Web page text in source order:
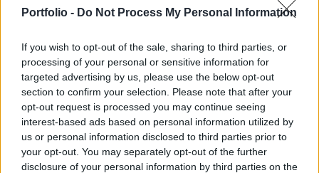
Portfolio - Do Not Process My Personal Information
If you wish to opt-out of the sale, sharing to third parties, or
processing of your personal or sensitive information for
targeted advertising by us, please use the below opt-out
section to confirm your selection. Please note that after your
opt-out request is processed you may continue seeing
interest-based ads based on personal information utilized by
us or personal information disclosed to third parties prior to
your opt-out. You may separately opt-out of the further
disclosure of your personal information by third parties on the
zárás utáni kereskedést azonban kismértékű,
A társaság mind a bevételek, mind az egy
részvényre jutó eredmény szintjén felülteljesítette
az elemzői várakozásokat.
4.5 milliárd dolláros nettó eredményt könyvelt el a
Microsoft 2010 második negyedévében, ami közel 50%-os
emelkedést jelent az előző év azonos időszakához
viszonyítva. A cég egy részvényre jutó eredménye 0.51